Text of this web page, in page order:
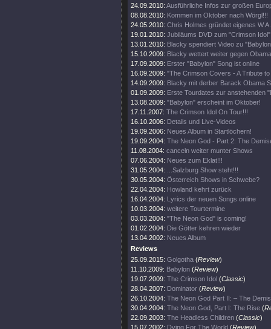
24.09.2010: Ausführliche Infos zur großen
08.08.2010: Kommen im Oktober nach Wörgl!!!
24.05.2010: Chris Holmes gründet eigenes
19.01.2010: Jubiläums DVD zum "Crimson
13.01.2010: Blacky spendiert Video zu
15.10.2009: Blacky wettert weiter gegen
17.09.2009: Erster "Babylon" Song ist online
16.09.2009: "The Crimson Covers - A Tribute to
14.09.2009: Blacky mit derber Barack Obama
01.09.2009: Erste Tourdates zur anstehenden
13.08.2009: "Babylon" erscheint im Oktober!
17.11.2007: The Crimson Idol On Tour!!!
16.10.2006: Details und Live-Videos
19.09.2006: Neues Album in Startlöchern!
19.09.2004: The Neon God - Part 2: The
11.08.2004: canceln weiter munter Shows
07.06.2004: Neues zum Eklat!!!
31.05.2004:
...Salzburg Show steht!!!
30.05.2004: Österreich Shows in Schwebe?
22.04.2004: Howland kehrt zurück
16.04.2004: Lyrics der neuen Songs online
10.03.2004: weitere Tourtermine
03.03.2004: "The Neon God" is coming!
01.02.2004: Die Götter kehren wieder
13.04.2002: Neues Album
Reviews
25.09.2015: Golgotha (Review)
11.10.2009: Babylon (Review)
19.07.2009: The Crimson Idol (Classic)
28.04.2007: Dominator (Review)
26.10.2004: The Neon God Part II: – The
30.04.2004: The Neon God, Part I: The Rise (
22.09.2003: The Headless Children (Classic)
15.07.2002: Dying For The World (Review)